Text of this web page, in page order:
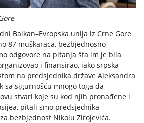
Balkan–Evropska unija iz Crne Gore
87 muškaraca, bezbjednosno
odgovore na pitanja šta im je bila
i finansirao, iako srpska
na predsjednika države Aleksandra
sa sigurnošću mnogo toga da
stvari koje su kod njih pronađene i
pitali smo predsjednika
bezbjednost Nikolu Zirojevića.